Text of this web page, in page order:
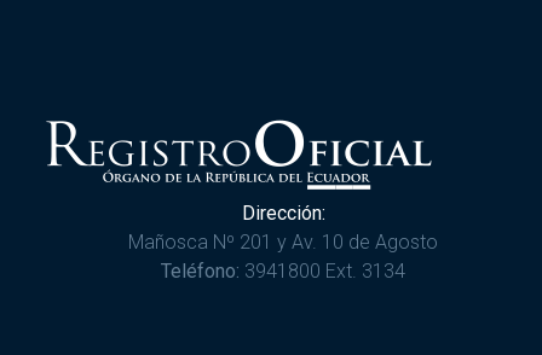
Dirección:
Mañosca Nº 201 y Av. 10 de Agosto
Teléfono: 3941800 Ext. 3134